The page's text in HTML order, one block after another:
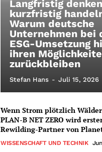
Langfristig
kurzfristig
Warum deutsche
Unternehmen bei
ESG-Umsetzung
ihren
zurückbleiben
Stefan Hans - Juli 15, 2026
Wenn Strom plötzlich
PLAN-B NET ZERO wird
Rewilding-Partner von
WISSENSCHAFT UND TECHNIK